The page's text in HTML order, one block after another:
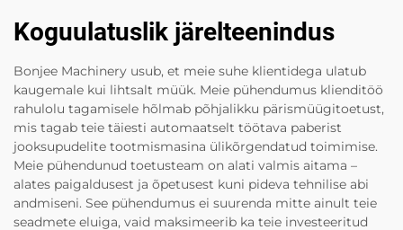
Koguulatuslik järelteenindus
Bonjee Machinery usub, et meie suhe klientidega ulatub
kaugemale kui lihtsalt müük. Meie pühendumus klienditöö
rahulolu tagamisele hõlmab põhjalikku pärismüügitoetust,
mis tagab teie täiesti automaatselt töötava paberist
jooksupudelite tootmismasina ülikõrgendatud toimimise.
Meie pühendunud toetusteam on alati valmis aitama –
alates paigaldusest ja õpetusest kuni pideva tehnilise abi
andmiseni. See pühendumus ei suurenda mitte ainult teie
seadmete eluiga, vaid maksimeerib ka teie investeeritud